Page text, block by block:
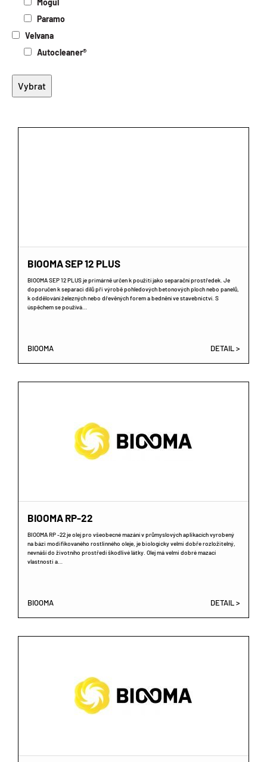
Mogul
Paramo
Velvana
Autocleaner®
BIOOMA SEP 12 PLUS
BIOOMA SEP 12 PLUS je primárně určen k použití jako separační prostředek. Je
doporučen k separaci dílů při výrobě pohledových betonových ploch nebo panelů,
k oddělování železných nebo dřevěných forem a bednění ve stavebnictví. S
úspěchem se používá…
BIOOMA DETAIL >
BIOOMA RP-22
BIOOMA RP -22 je olej pro všeobecné mazání v průmyslových aplikacích vyrobený
na bázi modifikovaného rostlinného oleje, je biologicky velmi dobře rozložitelný,
nevnáší do životního prostředí škodlivé látky. Olej má velmi dobré mazací
vlastnosti a…
BIOOMA DETAIL >